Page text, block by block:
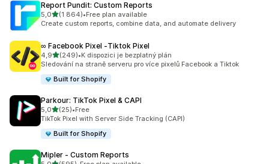
Report Pundit: Custom Reports
5,0z 5 hvězd
(1 864)
Celkový počet recenzí: 1864
•Free plan available
Create custom reports, combine data, and automate delivery
∞ Facebook Pixel ‑Tiktok Pixel
4,9z 5 hvězd
(249)
Celkový počet recenzí: 249
•K dispozici je bezplatný plán
Sledování na straně serveru pro více pixelů Facebook a Tiktok
Built for Shopify
Parkour: TikTok Pixel & CAPI
5,0z 5 hvězd
(25)
Celkový počet recenzí: 25
•Free
TikTok Pixel with Server Side Tracking (CAPI)
Built for Shopify
Mipler ‑ Custom Reports